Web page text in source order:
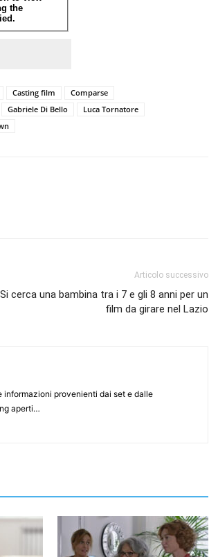
Casting film
Comparse
Gabriele Di Bello
Luca Tornatore
Articolo successivo
Si cerca una bambina tra i 7 e gli 8 anni per un
film da girare nel Lazio
provenienti dai set e dalle
aperti…